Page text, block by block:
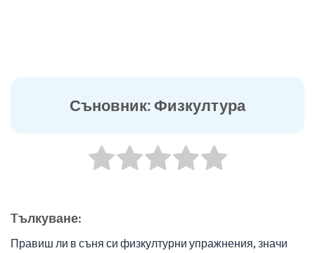
Съновник: Физкултура
Tълкуване:
Правиш ли в съня си физкултурни упражнения, значи